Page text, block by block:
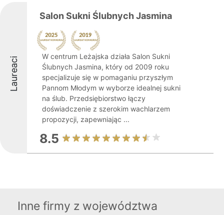
Laureaci
Salon Sukni Ślubnych Jasmina
W centrum Leżajska działa Salon Sukni
Ślubnych Jasmina, który od 2009 roku
specjalizuje się w pomaganiu przyszłym
Pannom Młodym w wyborze idealnej sukni
na ślub. Przedsiębiorstwo łączy
doświadczenie z szerokim wachlarzem
propozycji, zapewniając ...
8.5
Inne firmy z województwa